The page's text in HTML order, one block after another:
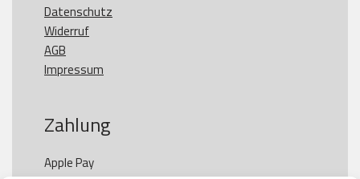
Datenschutz
Widerruf
AGB
Impressum
Zahlung
Apple Pay